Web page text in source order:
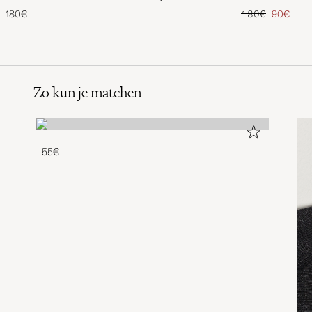
180€
Reguliere prijs
180€ Verlaagd
90€
Zo kun je matchen
55€